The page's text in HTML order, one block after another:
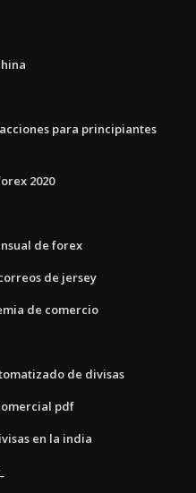
para principiantes
2020
de forex
de jersey
de comercio
de divisas
pdf
en la india